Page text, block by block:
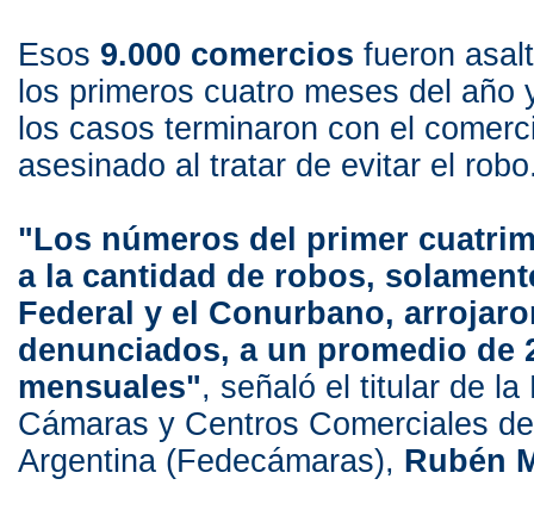
Esos 9.000 comercios fueron
los primeros cuatro meses del año
los casos terminaron con el
asesinado al tratar de evitar el
"Los números del primer
a la cantidad de robos,
Federal y el Conurbano,
denunciados, a un promedio de
mensuales", señaló el titular de la
Cámaras y Centros Comerciales
Argentina (Fedecámaras), Rubén